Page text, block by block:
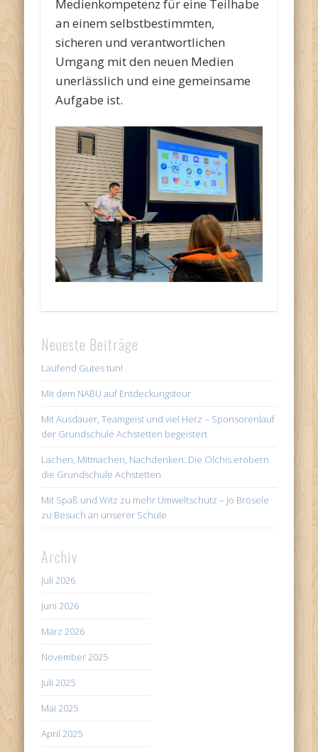
Medienkompetenz für eine Teilhabe
an einem selbstbestimmten,
sicheren und verantwortlichen
Umgang mit den neuen Medien
unerlässlich und eine gemeinsame
Aufgabe ist.
Neueste Beiträge
Laufend Gutes tun!
Mit dem NABU auf Entdeckungstour
Mit Ausdauer, Teamgeist und viel Herz – Sponsorenlauf
der Grundschule Achstetten begeistert
Lachen, Mitmachen, Nachdenken: Die Olchis erobern
die Grundschule Achstetten
Mit Spaß und Witz zu mehr Umweltschutz – Jo Brösele
zu Besuch an unserer Schule
Archiv
Juli 2026
Juni 2026
März 2026
November 2025
Juli 2025
Mai 2025
April 2025